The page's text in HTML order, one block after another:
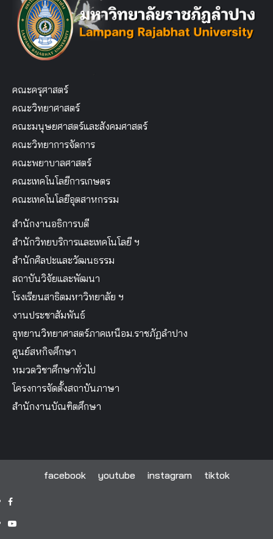
คณะครุศาสตร์
คณะวิทยาศาสตร์
คณะมนุษยศาสตร์และสังคมศาสตร์
คณะวิทยาการจัดการ
คณะพยาบาลศาสตร์
คณะเทคโนโลยีการเกษตร
คณะเทคโนโลยีอุตสาหกรรม
สำนักงานอธิการบดี
สำนักวิทยบริการและเทคโนโลยี ฯ
สำนักศิลปะและวัฒนธรรม
สถาบันวิจัยและพัฒนา
โรงเรียนสาธิตมหาวิทยาลัย ฯ
งานประชาสัมพันธ์
อุทยานวิทยาศาสตร์ภาคเหนือม.ราชภัฏลำปาง
ศูนย์สหกิจศึกษา
หมวดวิชาศึกษาทั่วไป
โครงการจัดตั้งสถาบันภาษา
สำนักงานบัณฑิตศึกษา
facebook youtube instagram tiktok
facebook
youtube